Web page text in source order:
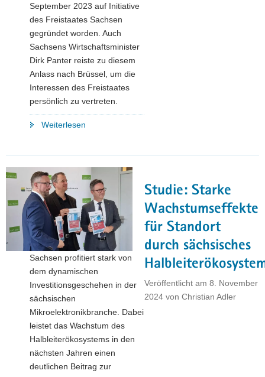
September 2023 auf Initiative
des Freistaates Sachsen
gegründet worden. Auch
Sachsens Wirtschaftsminister
Dirk Panter reiste zu diesem
Anlass nach Brüssel, um die
Interessen des Freistaates
persönlich zu vertreten.
Weiterlesen
Europäische
Halbleiterregionen
wollen
Lieferkettenresilienz
stärken
und
regionale
Ökosysteme
fördern"
Studie: Starke
Wachstumseffekte
für Standort
durch sächsisches
Veröffentlicht am 8. November
2024 von Christian Adler
Sachsen profitiert stark von
dem dynamischen
Investitionsgeschehen in der
sächsischen
Mikroelektronikbranche. Dabei
leistet das Wachstum des
Halbleiterökosystems in den
nächsten Jahren einen
deutlichen Beitrag zur